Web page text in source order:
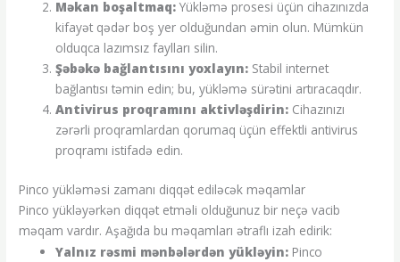
Məkan boşaltmaq: Yükləmə prosesi üçün cihazınızda
kifayət qədər boş yer olduğundan əmin olun. Mümkün
olduqca lazımsız faylları silin.
Şəbəkə bağlantısını yoxlayın: Stabil internet
bağlantısı təmin edin; bu, yükləmə sürətini artıracaqdır.
Antivirus proqramını aktivləşdirin: Cihazınızı
zərərli proqramlardan qorumaq üçün effektli antivirus
proqramı istifadə edin.
Pinco yükləməsi zamanı diqqət ediləcək məqamlar
Pinco yükləyərkən diqqət etməli olduğunuz bir neçə vacib
məqam vardır. Aşağıda bu məqamları ətraflı izah edirik:
Yalnız rəsmi mənbələrdən yükləyin: Pinco